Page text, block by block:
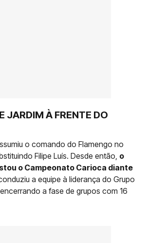
JARDIM À FRENTE DO
o comando do Flamengo no
Filipe Luís. Desde então, o
o Campeonato Carioca diante
a equipe à liderança do Grupo
a fase de grupos com 16